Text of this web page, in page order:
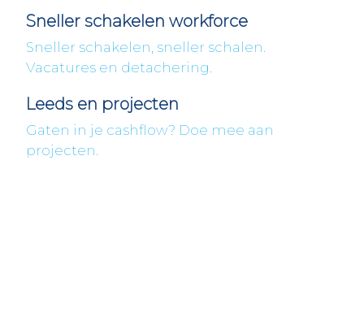
Sneller schakelen workforce
Sneller schakelen, sneller schalen.
Vacatures en detachering.
Leeds en projecten
Gaten in je cashflow? Doe mee aan
projecten.